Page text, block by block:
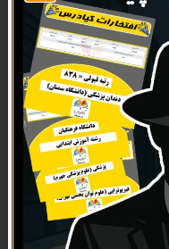
مسائل و مفاهیم